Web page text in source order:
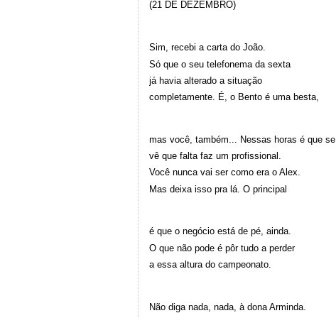
(21 DE DEZEMBRO)
Sim, recebi a carta do João.
Só que o seu telefonema da sexta
já havia alterado a situação
completamente. É, o Bento é uma besta,
mas você, também... Nessas horas é que se
vê que falta faz um profissional.
Você nunca vai ser como era o Alex.
Mas deixa isso pra lá. O principal
é que o negócio está de pé, ainda.
O que não pode é pôr tudo a perder
a essa altura do campeonato.
Não diga nada, nada, à dona Arminda.